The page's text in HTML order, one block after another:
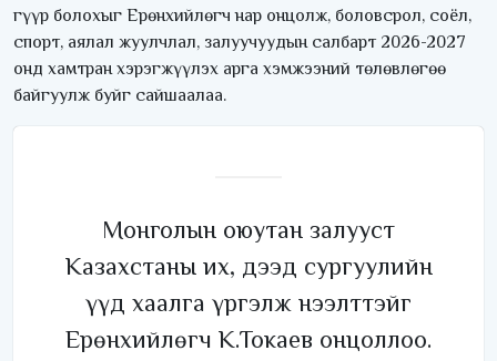
гүүр болохыг Ерөнхийлөгч нар онцолж, боловсрол, соёл,
спорт, аялал жуулчлал, залуучуудын салбарт 2026-2027
онд хамтран хэрэгжүүлэх арга хэмжээний төлөвлөгөө
байгуулж буйг сайшаалаа.
Монголын оюутан залууст
Казахстаны их, дээд сургуулийн
үүд хаалга үргэлж нээлттэйг
Ерөнхийлөгч К.Токаев онцоллоо.